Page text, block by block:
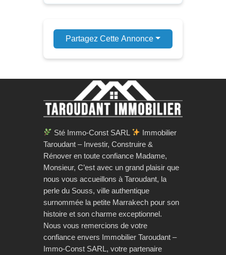
Partagez Cette Annonce
Sté Immo-Const SARL
Immobilier
Taroudant – Investir, Construire &
Rénover en toute confiance Madame,
Monsieur, C’est avec un grand plaisir que
nous vous accueillons à Taroudant, la
perle du Souss, ville authentique
surnommée la petite Marrakech pour son
histoire et son charme exceptionnel.
Nous vous remercions de votre
confiance envers Immobilier Taroudant –
Immo-Const SARL, votre partenaire